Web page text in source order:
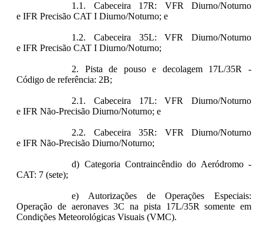
1.1. Cabeceira 17R: VFR Diurno/Noturno
e IFR Precisão CAT I Diurno/Noturno; e
1.2. Cabeceira 35L: VFR Diurno/Noturno
e IFR Precisão CAT I Diurno/Noturno;
2. Pista de pouso e decolagem 17L/35R -
Código de referência: 2B;
2.1. Cabeceira 17L: VFR Diurno/Noturno
e IFR Não-Precisão Diurno/Noturno; e
2.2. Cabeceira 35R: VFR Diurno/Noturno
e IFR Não-Precisão Diurno/Noturno;
d) Categoria Contraincêndio do Aeródromo -
CAT: 7 (sete);
e) Autorizações de Operações Especiais:
Operação de aeronaves 3C na pista 17L/35R somente em
Condições Meteorológicas Visuais (VMC).